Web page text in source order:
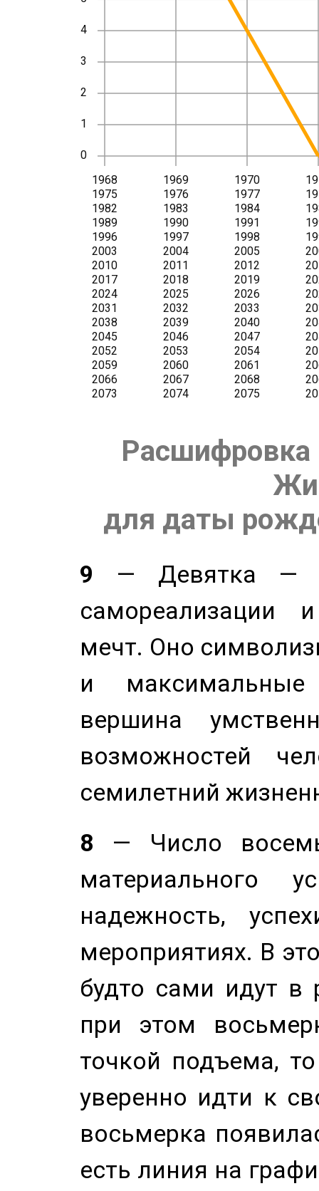
Расшифровка
для даты
9 — Девятка —
самореализации
мечт. Оно
и
вершина
возможностей
семилетний
8 — Число
материального
надежность,
мероприятиях. В
будто сами идут в
при этом
точкой подъема,
уверенно идти к
восьмерка
есть линия на